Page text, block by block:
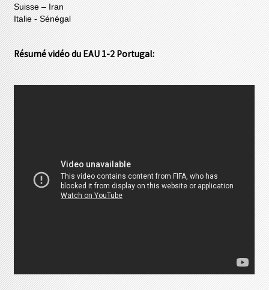
Suisse – Iran
Italie - Sénégal
Résumé vidéo du EAU 1-2 Portugal: